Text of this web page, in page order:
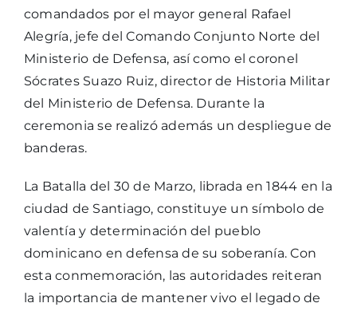
comandados por el mayor general Rafael
Alegría, jefe del Comando Conjunto Norte del
Ministerio de Defensa, así como el coronel
Sócrates Suazo Ruiz, director de Historia Militar
del Ministerio de Defensa. Durante la
ceremonia se realizó además un despliegue de
banderas.
La Batalla del 30 de Marzo, librada en 1844 en la
ciudad de Santiago, constituye un símbolo de
valentía y determinación del pueblo
dominicano en defensa de su soberanía. Con
esta conmemoración, las autoridades reiteran
la importancia de mantener vivo el legado de